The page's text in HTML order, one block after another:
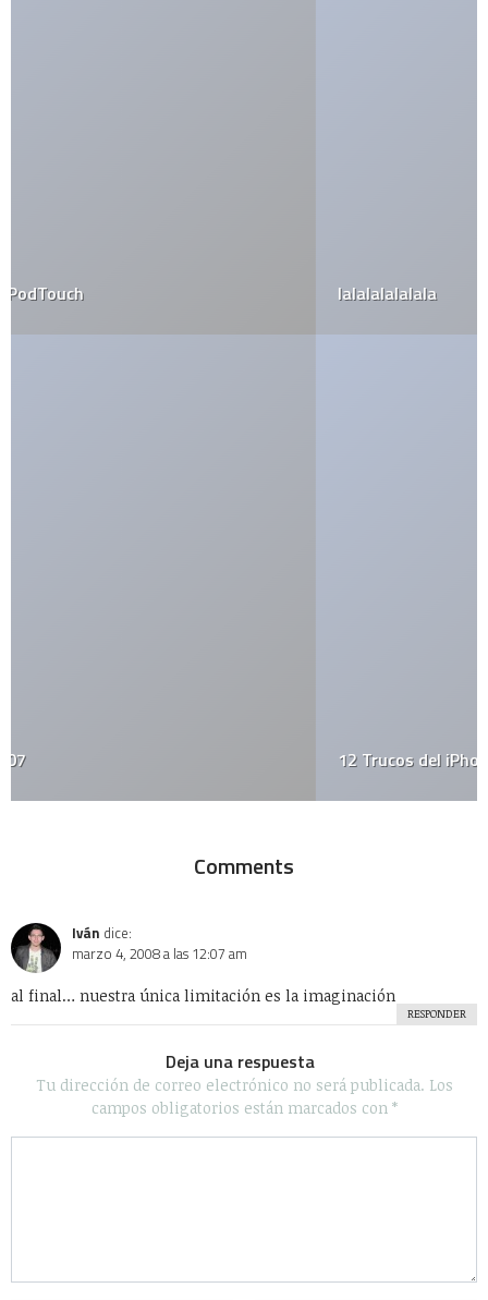
lalalalalalala
Comments
Iván dice:
marzo 4, 2008 a las 12:07 am
al final… nuestra única limitación es la imaginación
RESPONDER
Deja una respuesta
Tu dirección de correo electrónico no será publicada. Los
campos obligatorios están marcados con *